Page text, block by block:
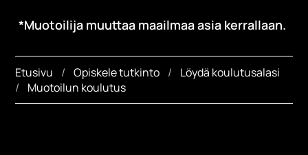
*Muotoilija muuttaa maailmaa asia kerrallaan.
Etusivu Opiskele tutkinto
Löydä koulutusalasi
Muotoilun koulutus